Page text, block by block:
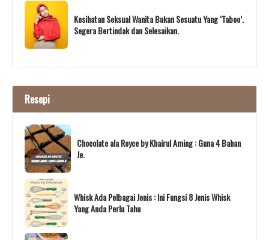
Kesihatan Seksual Wanita Bukan Sesuatu Yang ‘Taboo’.
Segera Bertindak dan Selesaikan.
Resepi
Chocolate ala Royce by Khairul Aming : Guna 4 Bahan
Je.
Whisk Ada Pelbagai Jenis : Ini Fungsi 8 Jenis Whisk
Yang Anda Perlu Tahu